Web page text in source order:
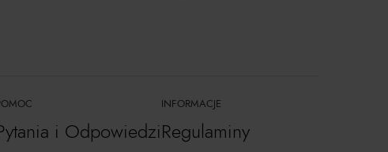
i Odpowiedzi
INFORMACJE
Regulaminy